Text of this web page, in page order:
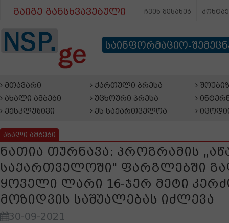
გაიგე განსხვავებული ჩვენ შესახებ
საინფორმაციო-
მთავარი
ახალი ამბები
ექსკლუზივი
ქართული პრესა
უცხოური პრესა
ეს საქართველოა
ახალი ამბები
ნათია თურნავა: პროგრამის
საქართველოში" ფარგლებში
ყოველი ლარი 16-ჯერ მეტი
მოზიდვის საშუალებას იძლევა
30-09-2021